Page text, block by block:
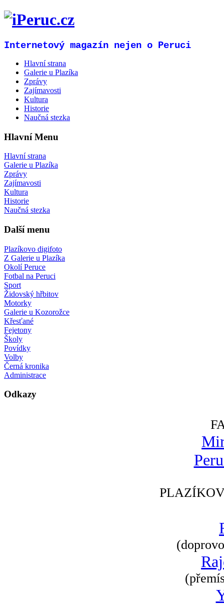
Internetový magazín nejen o Peruci
Hlavní strana
Galerie u Plazíka
Zprávy
Zajímavosti
Kultura
Historie
Naučná stezka
Hlavní Menu
Hlavní strana
Galerie u Plazíka
Zprávy
Zajímavosti
Kultura
Historie
Naučná stezka
Další menu
Plazíkovo digifoto
Z Galerie u Plazíka
Okolí Peruce
Fotbal na Peruci
Sport
Židovský hřbitov
Motorky
Galerie u Kozorožce
Křesťané
Fejetony
Školy
Povídky
Volby
Černá kronika
Administrace
Odkazy